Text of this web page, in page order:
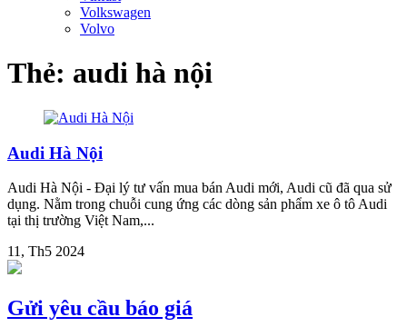
Volkswagen
Volvo
Thẻ: audi hà nội
Audi Hà Nội
Audi Hà Nội - Đại lý tư vấn mua bán Audi mới, Audi cũ đã qua sử
dụng. Nằm trong chuỗi cung ứng các dòng sản phẩm xe ô tô Audi
tại thị trường Việt Nam,...
11, Th5 2024
Gửi yêu cầu báo giá